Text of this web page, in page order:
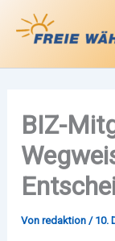
Inhalt
BIZ-
Vonredaktion/ 10.